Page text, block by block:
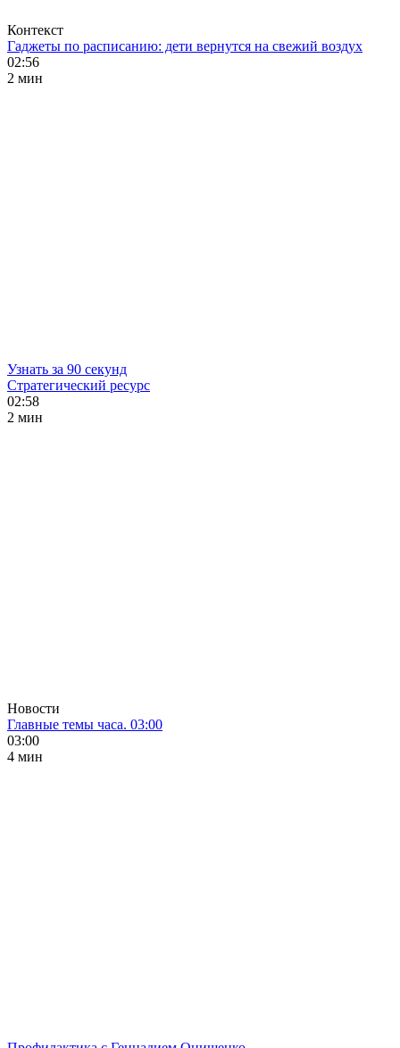
Контекст
Гаджеты по расписанию: дети вернутся на свежий воздух
02:56
2 мин
Узнать за 90 секунд
Стратегический ресурс
02:58
2 мин
Новости
Главные темы часа. 03:00
03:00
4 мин